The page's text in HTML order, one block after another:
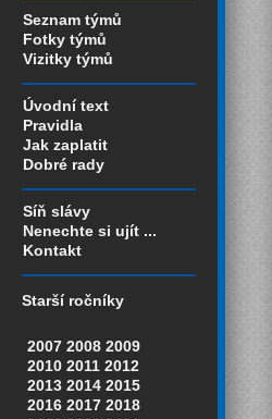
Seznam týmů
Fotky týmů
Vizitky týmů
Úvodní text
Pravidla
Jak zaplatit
Dobré rady
Síň slávy
Nenechte si ujít ...
Kontakt
Starší ročníky
2007 2008 2009
2010 2011 2012
2013 2014 2015
2016 2017 2018